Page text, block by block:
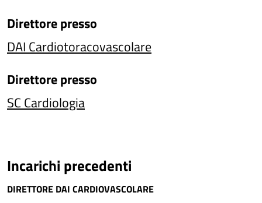
Direttorepresso
DAI Cardiotoracovascolare
Direttorepresso
SC Cardiologia
Incarichi precedenti
DIRETTORE DAI CARDIOVASCOLARE